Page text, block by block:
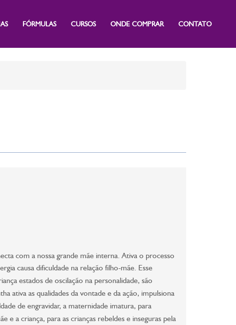
FÓRMULAS CURSOS ONDE COMPRAR CONTATO
com a nossa grande mãe interna. Ativa o processo
causa dificuldade na relação filho-mãe. Esse
estados de oscilação na personalidade, são
ativa as qualidades da vontade e da ação, impulsiona
de engravidar, a maternidade imatura, para
e a criança, para as crianças rebeldes e inseguras pela